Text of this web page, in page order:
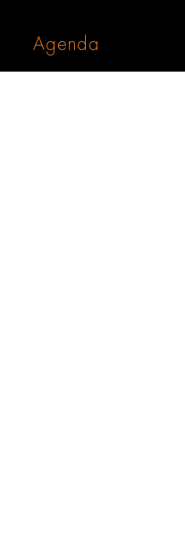
Agenda